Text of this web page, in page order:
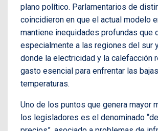
plano político. Parlamentarios de
coincidieron en que el actual modelo
mantiene inequidades profundas que
especialmente a las regiones del sur
donde la electricidad y la calefacción
gasto esencial para enfrentar las bajas
temperaturas.
Uno de los puntos que genera mayor
los legisladores es el denominado